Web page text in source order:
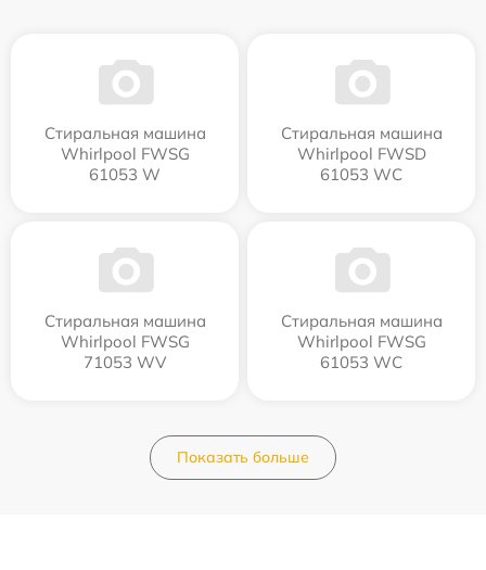
Стиральная машина
Whirlpool FWSG
61053 W
Стиральная машина
Whirlpool FWSD
61053 WC
Стиральная машина
Whirlpool FWSG
71053 WV
Стиральная машина
Whirlpool FWSG
61053 WC
Показать больше